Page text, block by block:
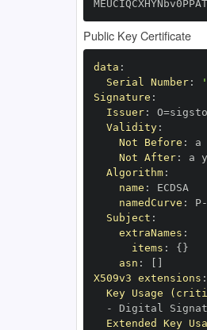
Public Key Certificate
data :
Serial Number:
Signature :
Issuer:
Validity:
Not Before : a
Not After: a
Algorithm:
name :
namedCurve : P-
Subject :
extraNames :
items : { }
asn :
X509v3 extensions :
Key Usage
-
Extended Key